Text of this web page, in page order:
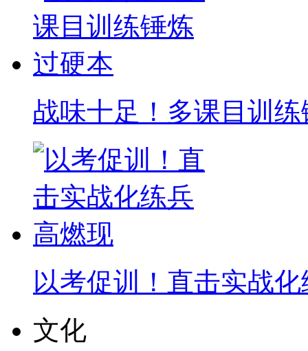
战味十足！多课目训
以考促训！直击实战
文化